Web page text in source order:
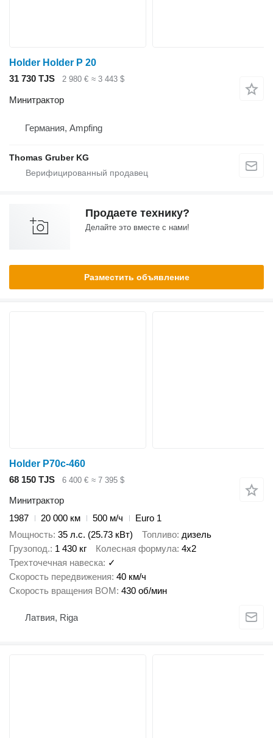
Holder Holder P 20
31 730 TJS
2 980 € ≈ 3 443 $
Минитрактор
Германия, Ampfing
Thomas Gruber KG
Продаете технику?
Делайте это вместе с нами!
Разместить объявление
Holder P70c-460
68 150 TJS
6 400 € ≈ 7 395 $
Минитрактор
1987
20 000 км 500 м/ч
Euro 1
Мощность 35 л.с. (25.73 кВт) Топливо дизель
Грузопод. 1 430 кг Колесная формула 4x2
Трехточечная навеска ✓
Скорость передвижения 40 км/ч
Скорость вращения ВОМ 430 об/мин
Латвия, Riga